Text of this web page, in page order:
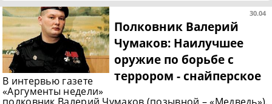
30.04
Полковник Валерий
Чумаков: Наилучшее
оружие по борьбе с
террором - снайперское
В интервью газете
«Аргументы недели»